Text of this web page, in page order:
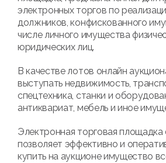
электронных торгов по
должников, конфискованного
числе личного имущества
юридических лиц.
В качестве лотов онлайн
выступать недвижимость,
спецтехника, станки и
антиквариат, мебель и иное
Электронная торговая
позволяет эффективно и
купить на аукционе имущество